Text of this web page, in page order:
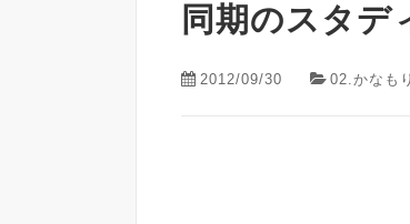
同期のスタ
2012/09/30 02.かなも